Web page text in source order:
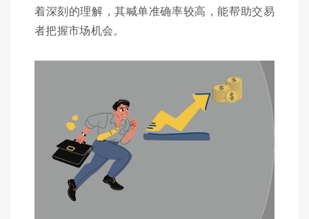
着深刻的理解，其喊单准确率较高，能帮助交易
者把握市场机会。